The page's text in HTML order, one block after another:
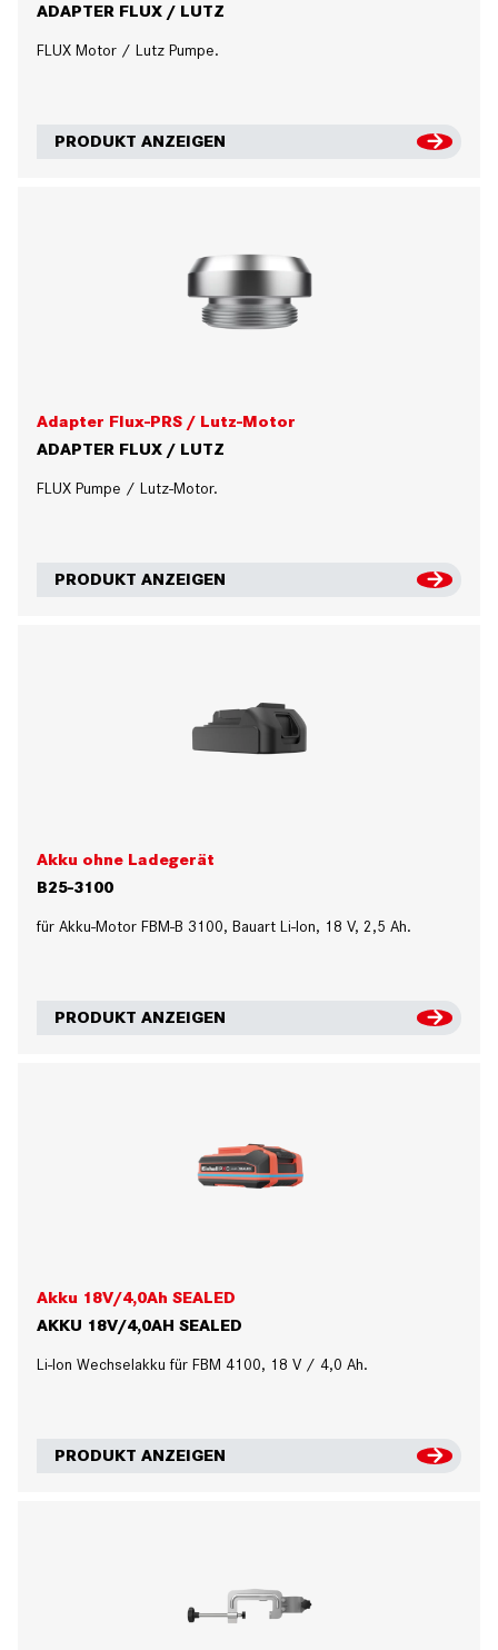
ADAPTER FLUX / LUTZ
FLUX Motor / Lutz Pumpe.
PRODUKT ANZEIGEN
Adapter Flux-PRS / Lutz-Motor
ADAPTER FLUX / LUTZ
FLUX Pumpe / Lutz-Motor.
PRODUKT ANZEIGEN
Akku ohne Ladegerät
B25-3100
für Akku-Motor FBM-B 3100, Bauart Li-Ion, 18 V, 2,5 Ah.
PRODUKT ANZEIGEN
Akku 18V/4,0Ah SEALED
AKKU 18V/4,0AH SEALED
Li-Ion Wechselakku für FBM 4100, 18 V / 4,0 Ah.
PRODUKT ANZEIGEN